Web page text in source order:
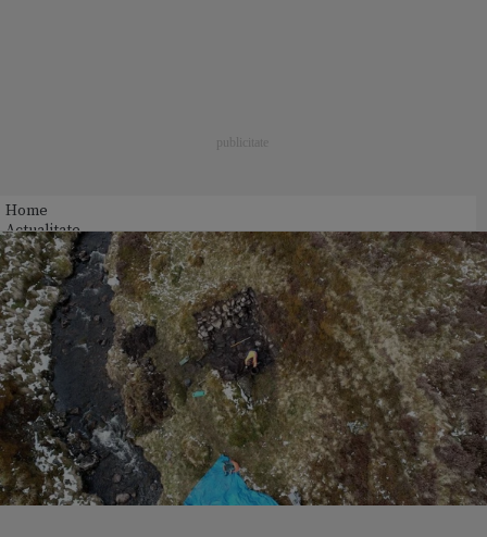
Home
Actualitate